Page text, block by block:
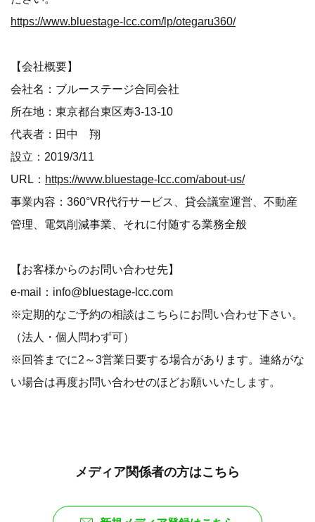
https://www.bluestage-lcc.com/lp/otegaru360/
【会社概要】
会社名：ブルーステージ合同会社
所在地：東京都台東区寿3-13-10
代表者：田中 翔
設立：2019/3/11
URL： https://www.bluestage-lcc.com/about-us/
事業内容：360°VR代行サービス、貸会議室運営、不動産
管理、電気削減事業、それに付随する業務全般
【お客様からのお問い合わせ先】
e-mail：info@bluestage-lcc.com
※定期的なご予約の相談はこちらにお問い合わせ下さい。
（法人・個人問わず可）
※回答までに2～3営業日要する場合があります。連絡がな
い場合は再度お問い合わせのほどお願いいたします。
メディア関係者の方はこちら